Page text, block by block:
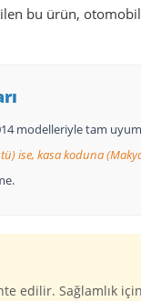
bu ürün,
modelleriyle tam
ise, kasa koduna
edilir. Sağlamlık